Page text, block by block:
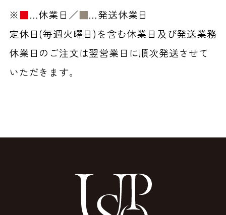
※■…休業日／■…発送休業日
定休日(毎週火曜日)を含む休業日及び発送業務
休業日のご注文は翌営業日に順次発送させて
いただきます。